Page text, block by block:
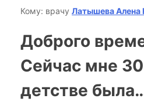
Кому: врачу Латышева Алена
Доброго
Сейчас мне 30
детстве